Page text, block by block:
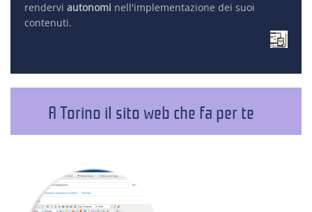
rendervi autonomi nell'implementazione dei suoi
contenuti.
A Torino il sito web che fa per te